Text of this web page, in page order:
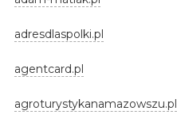
adresdlaspolki.pl
agentcard.pl
agroturystykanamazowszu.pl